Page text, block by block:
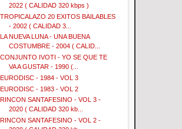
2022 ( CALIDAD 320 kbps )
TROPICALAZO 20 EXITOS BAILABLES
- 2002 ( CALIDAD 3...
LA NUEVA LUNA - UNA BUENA
COSTUMBRE - 2004 ( CALID...
CONJUNTO IVOTI - YO SE QUE TE
VA A GUSTAR - 1990 (...
EURODISC - 1984 - VOL 3
EURODISC - 1983 - VOL 2
RINCON SANTAFESINO - VOL 3 -
2020 ( CALIDAD 320 kb...
RINCON SANTAFESINO - VOL 2 -